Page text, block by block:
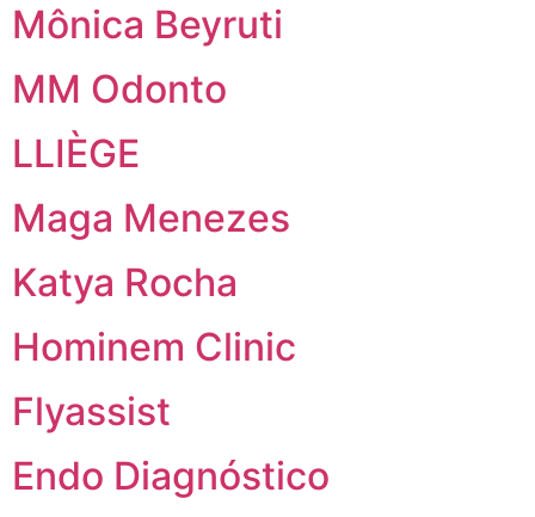
Mônica Beyruti
MM Odonto
LLIÈGE
Maga Menezes
Katya Rocha
Hominem Clinic
Flyassist
Endo Diagnóstico